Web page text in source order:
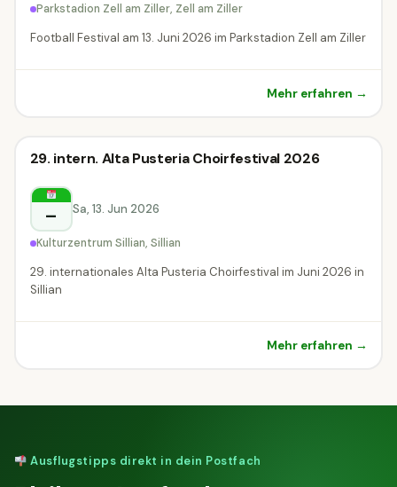
Parkstadion Zell am Ziller, Zell am Ziller
Football Festival am 13. Juni 2026 im Parkstadion Zell am Ziller
Mehr erfahren →
Festival
Sillian
Festival
29. intern. Alta Pusteria Choirfestival 2026
– Sa, 13. Jun 2026
Kulturzentrum Sillian, Sillian
29. internationales Alta Pusteria Choirfestival im Juni 2026 in
Sillian
Mehr erfahren →
Ausflugstipps direkt in dein Postfach